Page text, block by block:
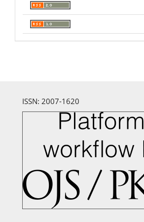
ISSN: 2007-1620